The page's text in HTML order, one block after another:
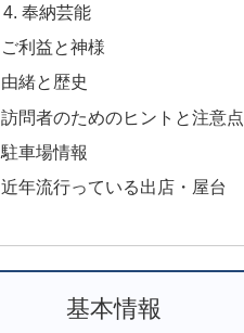
奉納芸能
ご利益と神様
由緒と歴史
訪問者のためのヒントと注意点
駐車場情報
近年流行っている出店・屋台
基本情報